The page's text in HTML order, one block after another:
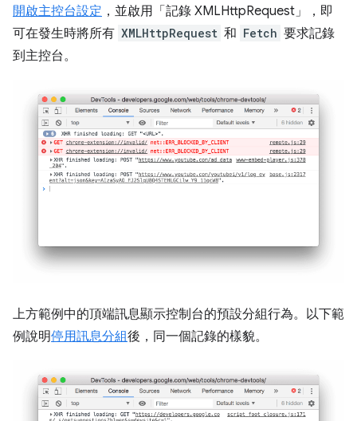
開啟主控台設定 ，並啟用「記錄 XMLHttpRequest」
，即
可在發生時將所有 XMLHttpRequest 和 Fetch 要求記錄
到主控台。
上方範例中的頂端訊息顯示控制台的預設分組行為。以下範
例說明停用訊息分組後，同一個記錄的樣貌。